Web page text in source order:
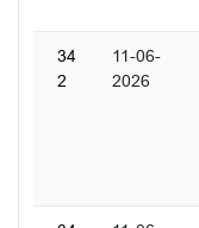
34
2
11-06-
2026